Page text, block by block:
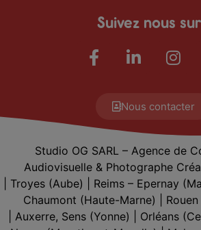
Suivez nous
Nous contacter
Studio OG SARL – Agence de
Audiovisuelle & Photographe
Troyes (Aube) | Reims – Epernay
Chaumont (Haute-Marne) | Rouen
Auxerre, Sens (Yonne) | Orléans